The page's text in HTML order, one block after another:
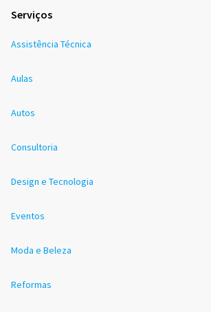
Serviços
Assistência Técnica
Aulas
Autos
Consultoria
Design e Tecnologia
Eventos
Moda e Beleza
Reformas